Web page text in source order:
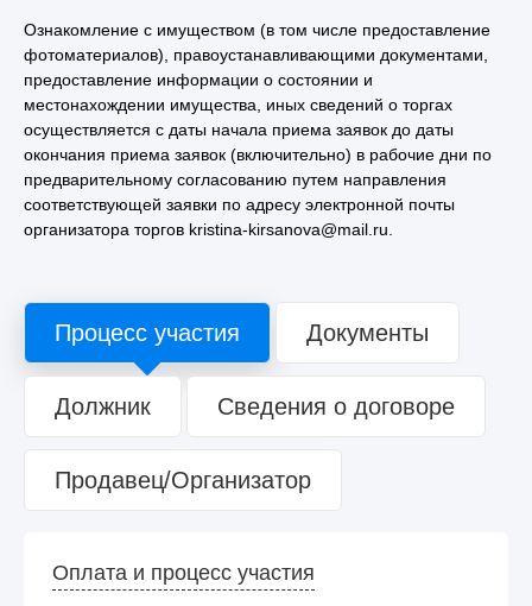
Ознакомление с имуществом (в том числе предоставление
фотоматериалов), правоустанавливающими документами,
предоставление информации о состоянии и
местонахождении имущества, иных сведений о торгах
осуществляется с даты начала приема заявок до даты
окончания приема заявок (включительно) в рабочие дни по
предварительному согласованию путем направления
соответствующей заявки по адресу электронной почты
организатора торгов kristina-kirsanova@mail.ru.
Процесс участия Документы
Должник Сведения о договоре
Продавец/Организатор
Оплата и процесс участия